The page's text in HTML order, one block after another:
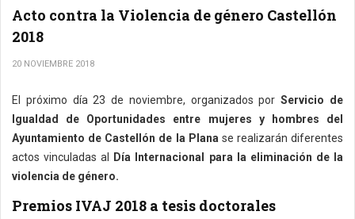
Acto contra la Violencia de género Castellón
2018
20 NOVIEMBRE 2018
El próximo día 23 de noviembre, organizados porServicio de
Igualdad de Oportunidades entre mujeres y hombres del
Ayuntamiento de Castellón de la Plana se realizarán diferentes
actos vinculadas al
Día Internacional para la eliminación de la
violencia de género.
Premios IVAJ 2018 a tesis doctorales